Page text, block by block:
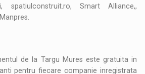
spatiulconstruit.ro, Smart Alliance,,
de la Targu Mures este gratuita in
pentru fiecare companie inregistrata